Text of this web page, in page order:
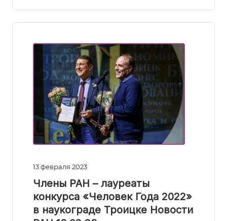
13 февраля 2023
Члены РАН – лауреаты
конкурса «Человек Года 2022»
в наукограде Троицке Новости